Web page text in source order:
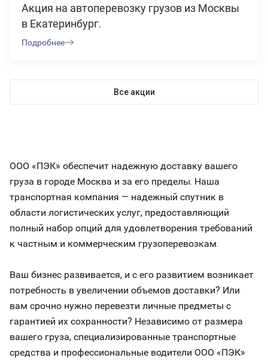
Акция на автоперевозку грузов из Москвы
в Екатеринбург.
Подробнее
Все акции
ООО «ПЭК» обеспечит надежную доставку вашего
груза в городе Москва и за его пределы. Наша
транспортная компания — надежный спутник в
области логистических услуг, предоставляющий
полный набор опций для удовлетворения требований
к частным и коммерческим грузоперевозкам.
Ваш бизнес развивается, и с его развитием возникает
потребность в увеличении объемов доставки? Или
вам срочно нужно перевезти личные предметы с
гарантией их сохранности? Независимо от размера
вашего груза, специализированные транспортные
средства и профессиональные водители ООО «ПЭК»